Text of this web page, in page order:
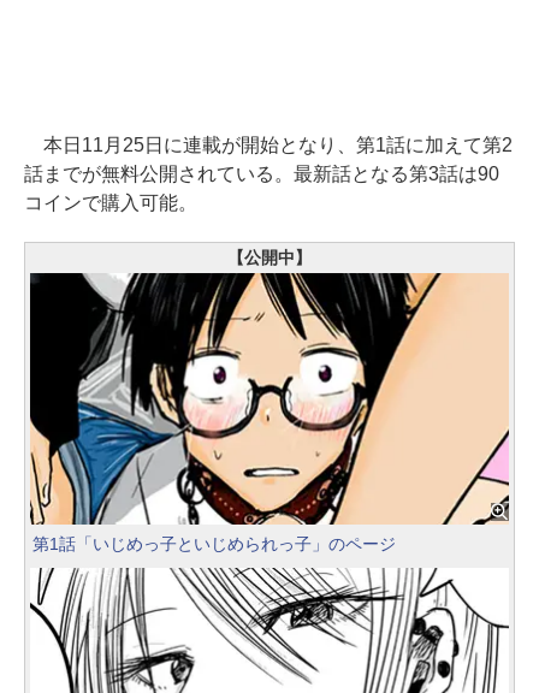
本日11月25日に連載が開始となり、第1話に加えて第2
話までが無料公開されている。最新話となる第3話は90
コインで購入可能。
【公開中】
第1話「いじめっ子といじめられっ子」のページ